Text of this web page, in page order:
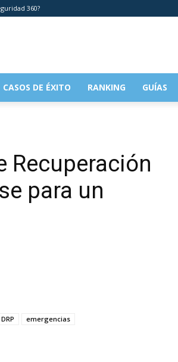
360?
CASOS DE ÉXITO RANKING GUÍAS
Recuperación
para un
DRP
emergencias